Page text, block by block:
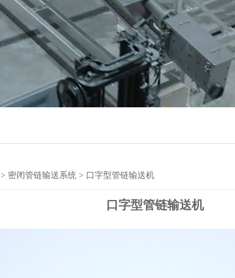
> 密闭管链输送系统 > 口字型管链输送机
口字型管链输送机